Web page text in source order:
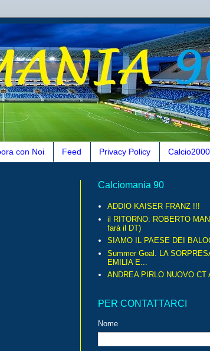
con Noi Feed Privacy Policy Calcio2000
Calciomania 90
ADDIO KAISER FRANZ !!!
il RITORNO: ROBERTO
farà il DT)
SIAMO IL PAESE DEI
Summer Goal. LA
EMILIA E...
ANDREA PIRLO NUOVO CT
PER CONTATTARCI
Nome